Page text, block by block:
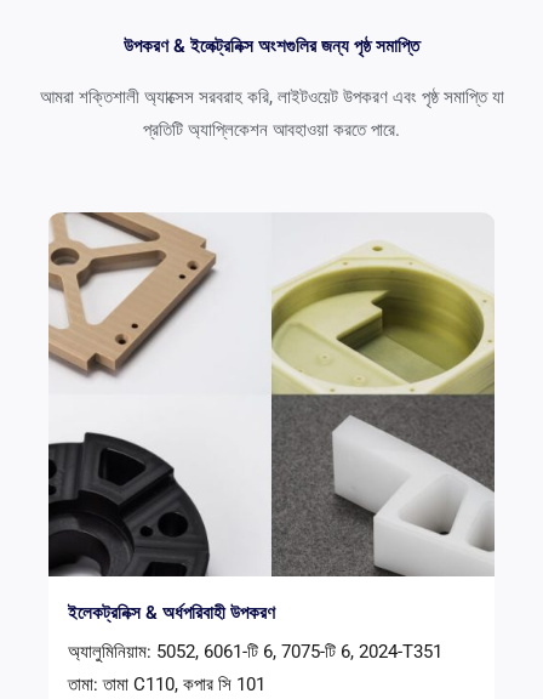
উপকরণ & ইলেক্ট্রনিক্স অংশগুলির জন্য পৃষ্ঠ সমাপ্তি
আমরা শক্তিশালী অ্যাক্সেস সরবরাহ করি, লাইটওয়েট উপকরণ এবং পৃষ্ঠ সমাপ্তি যা
প্রতিটি অ্যাপ্লিকেশন আবহাওয়া করতে পারে.
ইলেকট্রনিক্স & অর্ধপরিবাহী উপকরণ
অ্যালুমিনিয়াম: 5052, 6061-টি 6, 7075-টি 6, 2024-T351
তামা: তামা C110, কপার সি 101